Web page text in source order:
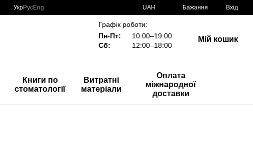
УкрРусEng UAH Бажання Вхід
Графік роботи:
Пн-Пт:
10:00–19:00
Сб:
12:00–18:00
Мій кошик
Книги по
стоматології
Витратні
матеріали
Оплата
міжнародної
доставки